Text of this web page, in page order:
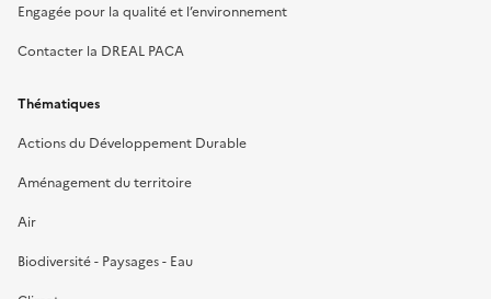
Engagée pour la qualité et l’environnement
Contacter la DREAL PACA
Thématiques
Actions du Développement Durable
Aménagement du territoire
Air
Biodiversité - Paysages - Eau